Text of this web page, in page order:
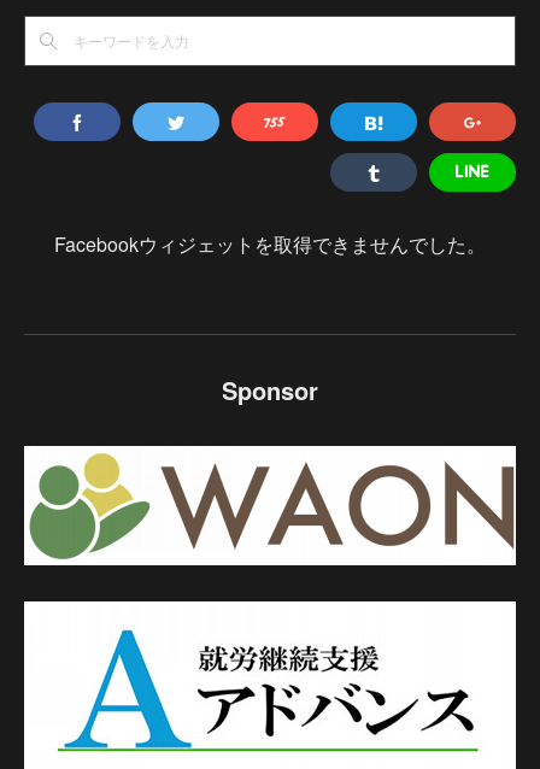
Facebookウィジェットを取得できませんでした。
Sponsor